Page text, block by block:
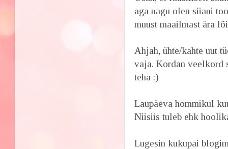
aga nagu olen siiani
muust maailmast ära
Ahjah, ühte/kahte uut
vaja. Kordan veelkord
teha :)
Laupäeva hommikul
Niisiis tuleb ehk
Lugesin kukupai